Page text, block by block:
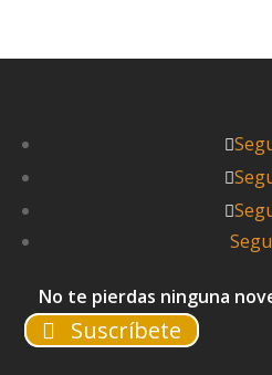
No te pierdas ninguna
Suscríbete